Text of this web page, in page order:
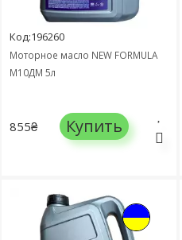
Код:196260
Моторное масло NEW FORMULA
М10ДМ 5л
855₴ Купить